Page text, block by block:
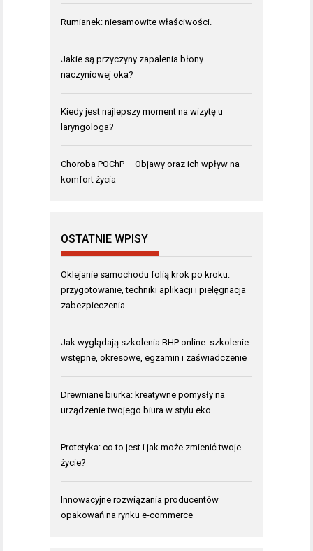
Rumianek: niesamowite właściwości.
Jakie są przyczyny zapalenia błony
naczyniowej oka?
Kiedy jest najlepszy moment na wizytę u
laryngologa?
Choroba POChP – Objawy oraz ich wpływ na
komfort życia
OSTATNIE WPISY
Oklejanie samochodu folią krok po kroku:
przygotowanie, techniki aplikacji i pielęgnacja
zabezpieczenia
Jak wyglądają szkolenia BHP online: szkolenie
wstępne, okresowe, egzamin i zaświadczenie
Drewniane biurka: kreatywne pomysły na
urządzenie twojego biura w stylu eko
Protetyka: co to jest i jak może zmienić twoje
życie?
Innowacyjne rozwiązania producentów
opakowań na rynku e-commerce